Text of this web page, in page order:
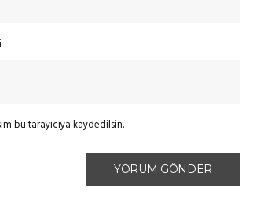
bu tarayıcıya kaydedilsin.